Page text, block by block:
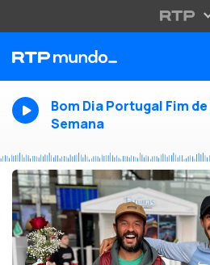
Bom Dia Portugal Fim de
Semana